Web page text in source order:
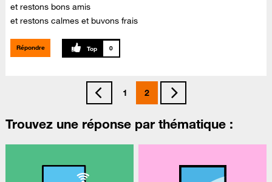
et restons bons amis
et restons calmes et buvons frais
Répondre 0
1 2
Trouvez une réponse par thématique :